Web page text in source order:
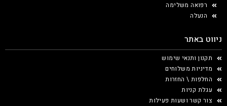
רפואה משלימה
הנעלה
ניווט באתר
תקנון ותנאי שימוש
מדיניות משלוחים
החלפות \ החזרות
עגלת קניות
צור קשר ושעות פעילות